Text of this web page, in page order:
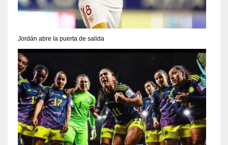
Jordán abre la puerta de salida